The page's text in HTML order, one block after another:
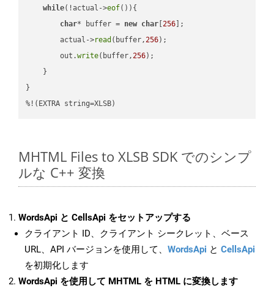
while(!actual->eof()){
char* buffer = new char [256 ];
        actual->
read (buffer,256);
        out.
write(buffer,256);
    }
}
%!(EXTRA string=XLSB)
MHTML Files to XLSB SDK でのシンプ
ルな C++ 変換
WordsApi と CellsApi をセットアップする
クライアント ID、クライアント シークレット、ベース
URL、API バージョンを使用して、 WordsApi と CellsApi
を初期化します
WordsApi を使用して MHTML を HTML に変換します